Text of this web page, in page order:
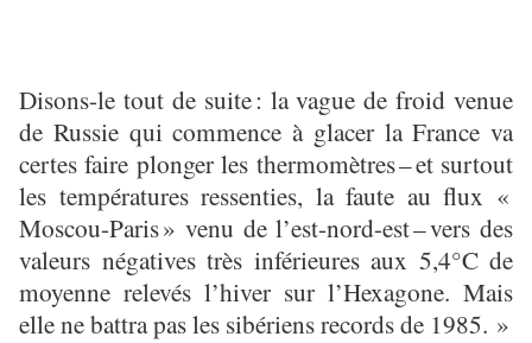
Disons-le tout de suite: la vague de froid venue
de Russie qui commence àglacer la France va
certes faire plonger les thermomètres–et surtout
les températures ressenties, la faute au flux «
Moscou-Paris» venu de l’est-nord-est–vers des
valeurs négatives très inférieures aux 5,4°C de
moyenne relevés l’hiver sur l’Hexagone. Mais
elle ne battra pas les sibériens records de 1985. »